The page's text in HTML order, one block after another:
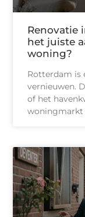
Renovatie
het juiste
woning?
Rotterdam is
vernieuwen.
of het
woningmarkt